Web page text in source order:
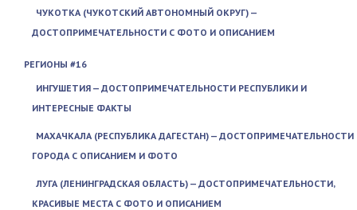
ЧУКОТКА (ЧУКОТСКИЙ АВТОНОМНЫЙ ОКРУГ) —
ДОСТОПРИМЕЧАТЕЛЬНОСТИ С ФОТО И ОПИСАНИЕМ
РЕГИОНЫ #16
ИНГУШЕТИЯ — ДОСТОПРИМЕЧАТЕЛЬНОСТИ РЕСПУБЛИКИ И
ИНТЕРЕСНЫЕ ФАКТЫ
МАХАЧКАЛА (РЕСПУБЛИКА ДАГЕСТАН) — ДОСТОПРИМЕЧАТЕЛЬНОСТИ
ГОРОДА С ОПИСАНИЕМ И ФОТО
ЛУГА (ЛЕНИНГРАДСКАЯ ОБЛАСТЬ) — ДОСТОПРИМЕЧАТЕЛЬНОСТИ,
КРАСИВЫЕ МЕСТА С ФОТО И ОПИСАНИЕМ